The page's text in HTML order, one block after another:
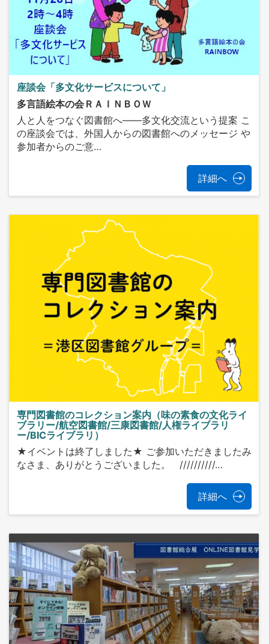
座談会「多文化サービスについて」
多言語絵本の会ＲＡＩＮＢＯＷ
人と人をつなぐ図書館へ——多文化交流という提案 こ
の座談会では、外国人からの図書館へのメッセージ や
参加者からのご意…
詳細へ
専門図書館のコレクション案内（味の素食の文化ライ
ブラリー/航空図書館/三康図書館/人権ライブラリ
ー/BICライブラリ）
★イベントは終了しました★ ご参加いただきましたみ
なさま、ありがとうございました。 //////////…
詳細へ